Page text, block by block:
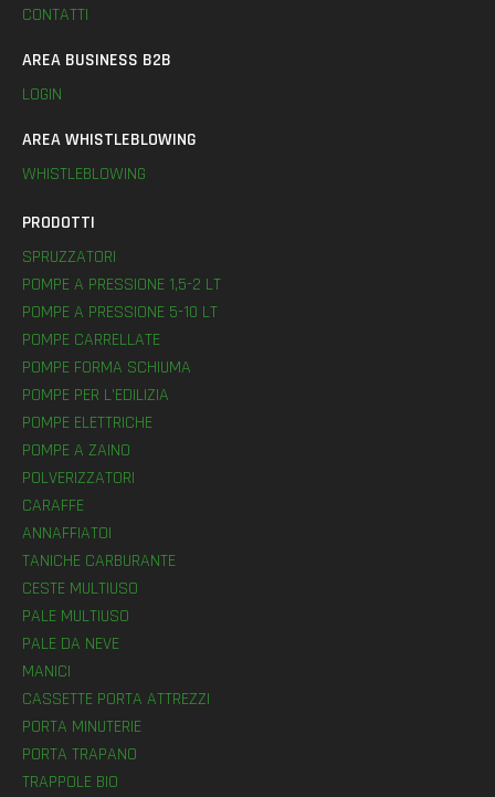
CONTATTI
AREA BUSINESS B2B
LOGIN
AREA WHISTLEBLOWING
WHISTLEBLOWING
PRODOTTI
SPRUZZATORI
POMPE A PRESSIONE 1,5-2 LT
POMPE A PRESSIONE 5-10 LT
POMPE CARRELLATE
POMPE FORMA SCHIUMA
POMPE PER L’EDILIZIA
POMPE ELETTRICHE
POMPE A ZAINO
POLVERIZZATORI
CARAFFE
ANNAFFIATOI
TANICHE CARBURANTE
CESTE MULTIUSO
PALE MULTIUSO
PALE DA NEVE
MANICI
CASSETTE PORTA ATTREZZI
PORTA MINUTERIE
PORTA TRAPANO
TRAPPOLE BIO